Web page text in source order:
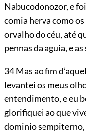
Nabucodonozor, e
comia herva como
orvalho do céu, até
pennas da aguia, e
34 Mas ao fim
levantei os meus
entendimento, e eu
glorifiquei ao que
dominio sempiterno,